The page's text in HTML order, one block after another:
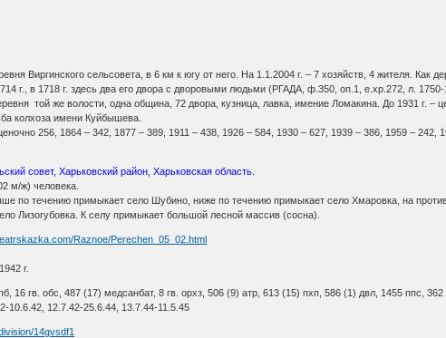
Виргинского сельсовета, в 6 км к югу от него. На 1.1.2004 г. – 7 хозяйств, 4 жителя. Как
в 1718 г. здесь два его двора с дворовыми людьми (РГАДА, ф.350, оп.1, е.хр.272, л. 1750-
той же волости, одна община, 72 двора, кузница, лавка, имение Ломакина. До 1931 г. –
колхоза имени Куйбышева.
256, 1864 – 342, 1877 – 389, 1911 – 438, 1926 – 584, 1930 – 627, 1939 – 386, 1959 – 242,
совет, Харьковский район, Харьковская область.
м/ж) человека.
по течению примыкает село Шубино, ниже по течению примыкает село Хмаровка, на
Лизогубовка. К селу примыкает большой лесной массив (сосна).
Raznoe/Perechen_05_02.html
г.
16 гв. обс, 487 (17) медсанбат, 8 гв. орхз, 506 (9) атр, 613 (15) пхп, 586 (1) двл, 1455 ппс, 362
12.7.42-25.6.44, 13.7.44-11.5.45
14gvsdf1